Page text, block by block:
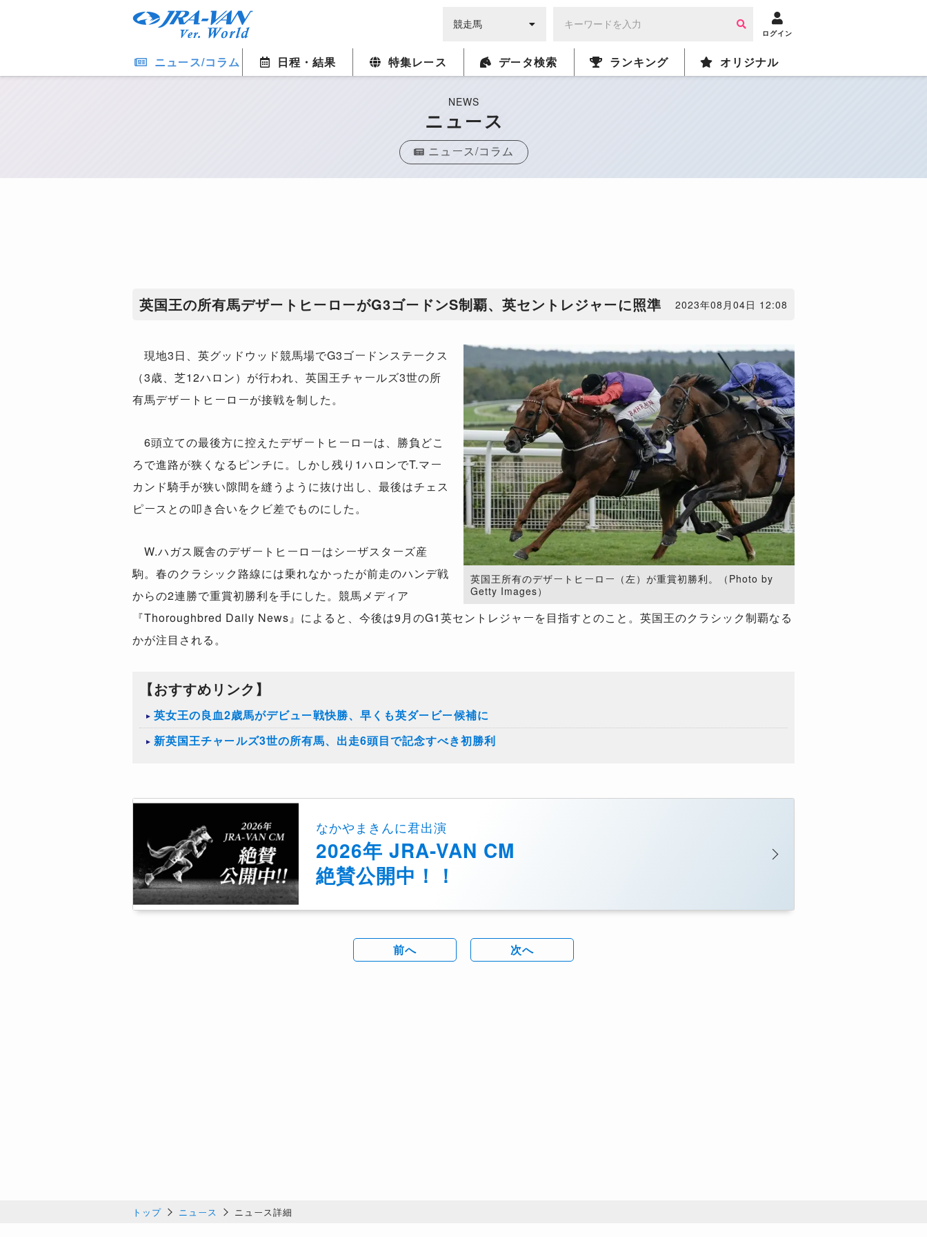
ログイン
ニュース/コラム 日程・結果 特集レース データ検索 ランキング オリジナル
NEWS
ニュース
ニュース/コラム
英国王の所有馬デザートヒーローがG3ゴードンS制覇、英セントレジャーに照準 2023年08月04日 12:08
英国王所有のデザートヒーロー（左）が重賞初勝利。（Photo by
Getty Images）
現地3日、英グッドウッド競馬場でG3ゴードンステークス
（3歳、芝12ハロン）が行われ、英国王チャールズ3世の所
有馬デザートヒーローが接戦を制した。
6頭立ての最後方に控えたデザートヒーローは、勝負どこ
ろで進路が狭くなるピンチに。しかし残り1ハロンでT.マー
カンド騎手が狭い隙間を縫うように抜け出し、最後はチェス
ピースとの叩き合いをクビ差でものにした。
W.ハガス厩舎のデザートヒーローはシーザスターズ産
駒。春のクラシック路線には乗れなかったが前走のハンデ戦
からの2連勝で重賞初勝利を手にした。競馬メディア
『Thoroughbred Daily News』によると、今後は9月のG1英セントレジャーを目指すとのこと。英国王のクラシック制覇なる
かが注目される。
【おすすめリンク】
英女王の良血2歳馬がデビュー戦快勝、早くも英ダービー候補に
新英国王チャールズ3世の所有馬、出走6頭目で記念すべき初勝利
なかやまきんに君出演
2026年 JRA-VAN CM
絶賛公開中！！
前へ 次へ
トップ ニュース ニュース詳細